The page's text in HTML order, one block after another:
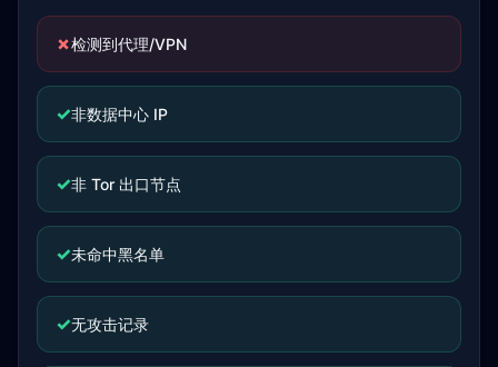
✗检测到代理/VPN
✓非数据中心 IP
✓非 Tor 出口节点
✓未命中黑名单
✓无攻击记录